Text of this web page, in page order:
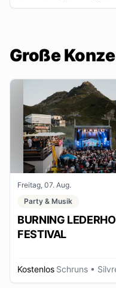
Große
Freitag, 07. Aug.
Party & Musik
BURNING
FESTIVAL
Kostenlos Schruns •